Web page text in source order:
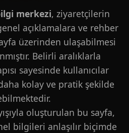
merkezi, ziyaretçilerin
açıklamalara ve rehber
üzerinden ulaşabilmesi
Belirli aralıklarla
sayesinde kullanıcılar
kolay ve pratik şekilde
oluşturulan bu sayfa,
bilgileri anlaşılır biçimde